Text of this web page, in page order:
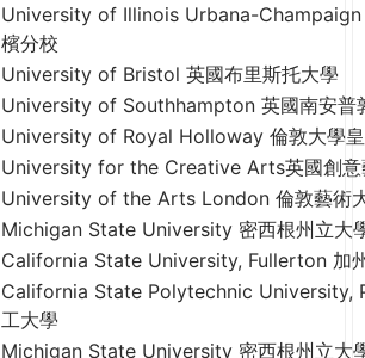
University of Illinois Urbana-Champaign
檳分校
University of Bristol 英國布里斯托大學
University of Southhampton 英國南安普
University of Royal Holloway 倫敦大學
University for the Creative Arts英國創意
University of the Arts London 倫敦藝術
Michigan State University 密西根州立大
California State University, Fullerton 加
California State Polytechnic University,
工大學
Michigan State University 密西根州立大